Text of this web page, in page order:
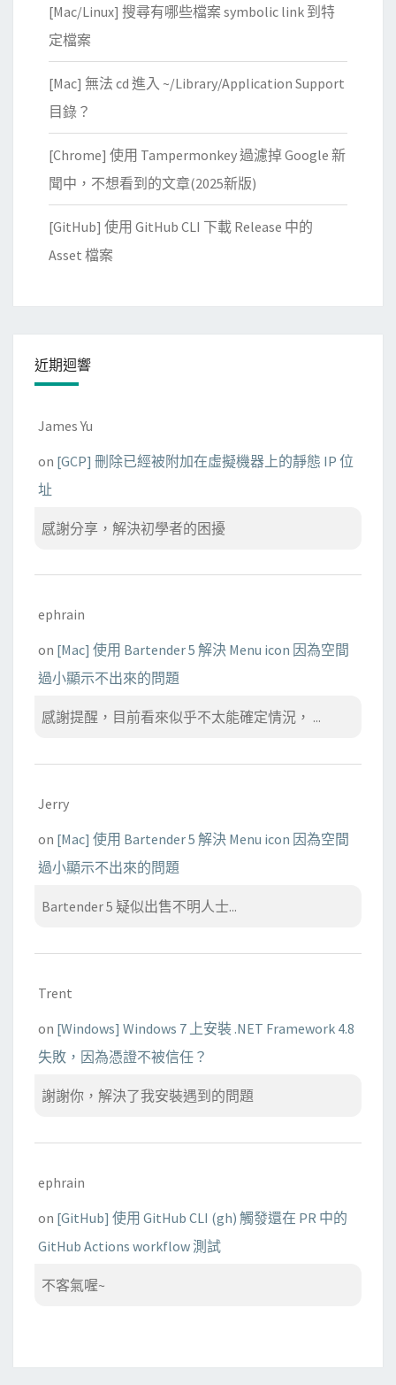
[Mac/Linux] 搜尋有哪些檔案 symbolic link 到特
定檔案
[Mac] 無法 cd 進入 ~/Library/Application Support
目錄？
[Chrome] 使用 Tampermonkey 過濾掉 Google 新
聞中，不想看到的文章(2025新版)
[GitHub] 使用 GitHub CLI 下載 Release 中的
Asset 檔案
近期迴響
James Yu
on [GCP] 刪除已經被附加在虛擬機器上的靜態 IP 位
址
感謝分享，解決初學者的困擾
ephrain
on [Mac] 使用 Bartender 5 解決 Menu icon 因為空間
過小顯示不出來的問題
感謝提醒，目前看來似乎不太能確定情況， ...
Jerry
on [Mac] 使用 Bartender 5 解決 Menu icon 因為空間
過小顯示不出來的問題
Bartender 5 疑似出售不明人士...
Trent
on [Windows] Windows 7 上安裝 .NET Framework 4.8
失敗，因為憑證不被信任？
謝謝你，解決了我安裝遇到的問題
ephrain
on [GitHub] 使用 GitHub CLI (gh) 觸發還在 PR 中的
GitHub Actions workflow 測試
不客氣喔~